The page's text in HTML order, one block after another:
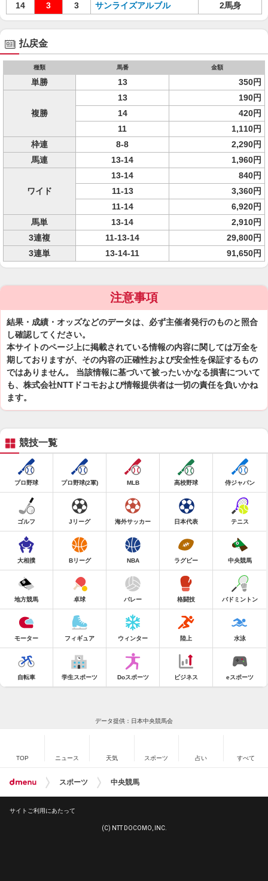
14
3 3 サンライズアルブル 2馬身
払戻金
種類 馬番 金額
単勝 13 350円
複勝
13
190円
14
420円
11
1,110円
枠連
8-8
2,290円
馬連
13-14 1,960円
ワイド
13-14
840円
11-13
3,360円
11-14
6,920円
馬単
13-14
2,910円
3連複
11-13-14
29,800円
3連単
13-14-11 91,650円
注意事項
結果・成績・オッズなどのデータは、必ず主催者発行のものと照合
し確認してください。
本サイトのページ上に掲載されている情報の内容に関しては万全を
期しておりますが、その内容の正確性および安全性を保証するもの
ではありません。 当該情報に基づいて被ったいかなる損害について
も、株式会社NTTドコモおよび情報提供者は一切の責任を負いかね
ます。
競技一覧
プロ野球 プロ野球(2軍) MLB 高校野球 侍ジャパン
ゴルフ Jリーグ 海外サッカー 日本代表 テニス
大相撲 Bリーグ NBA ラグビー 中央競馬
地方競馬 卓球 バレー 格闘技 バドミントン
モーター フィギュア ウィンター 陸上 水泳
自転車 学生スポーツ Doスポーツ ビジネス eスポーツ
データ提供：日本中央競馬会
TOP ニュース 天気 スポーツ 占い すべて
スポーツ 中央競馬
サイトご利用にあたって
(C) NTT DOCOMO, INC.